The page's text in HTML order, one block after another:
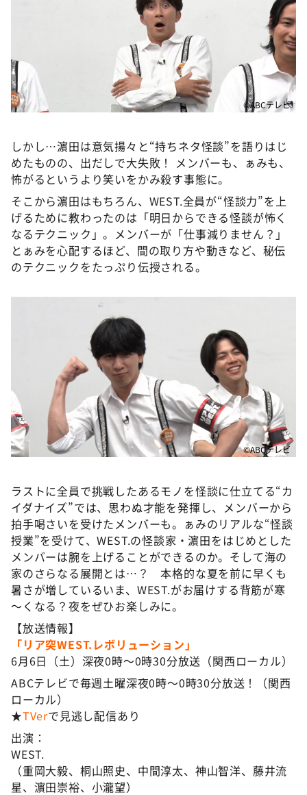
©ABCテレビ
しかし…濵田は意気揚々と“持ちネタ怪談”を語りはじ
めたものの、出だしで大失敗！ メンバーも、ぁみも、
怖がるというより笑いをかみ殺す事態に。
そこから濵田はもちろん、WEST.全員が“怪談力”を上
げるために教わったのは「明日からできる怪談が怖く
なるテクニック」。メンバーが「仕事減りません？」
とぁみを心配するほど、間の取り方や動きなど、秘伝
のテクニックをたっぷり伝授される。
©ABCテレビ
ラストに全員で挑戦したあるモノを怪談に仕立てる“カ
イダナイズ”では、思わぬ才能を発揮し、メンバーから
拍手喝さいを受けたメンバーも。ぁみのリアルな“怪談
授業”を受けて、WEST.の怪談家・濵田をはじめとした
メンバーは腕を上げることができるのか。そして海の
家のさらなる展開とは…？ 本格的な夏を前に早くも
暑さが増しているいま、WEST.がお届けする背筋が寒
～くなる？夜をぜひお楽しみに。
【放送情報】
「リア突WEST.レボリューション」
6月6日（土）深夜0時～0時30分放送（関西ローカル）
ABCテレビで毎週土曜深夜0時～0時30分放送！（関西
ローカル）
★TVerで見逃し配信あり
出演：
WEST.
（重岡大毅、桐山照史、中間淳太、神山智洋、藤井流
星、濵田崇裕、小瀧望）